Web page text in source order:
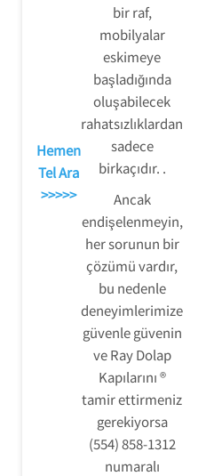
Hemen
Tel Ara
>>>>>
bir raf,
mobilyalar
eskimeye
başladığında
oluşabilecek
rahatsızlıklardan
sadece
birkaçıdır. .
Ancak
endişelenmeyin,
her sorunun bir
çözümü vardır,
bu nedenle
deneyimlerimize
güvenle güvenin
ve Ray Dolap
Kapılarını ®
tamir ettirmeniz
gerekiyorsa
(554) 858-1312
numaralı